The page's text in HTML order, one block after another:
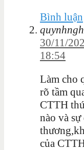
Bình luận
30/11/
18:54
Làm cho
rõ tầm
CTTH
nào và sự
của